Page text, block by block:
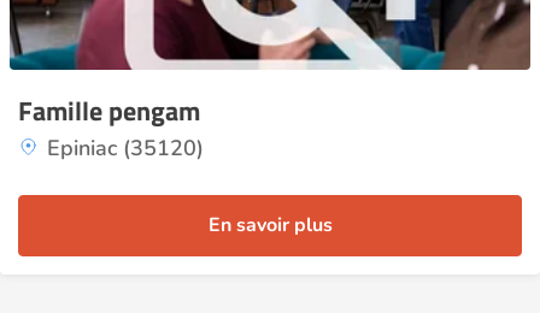
Famille pengam
Epiniac (35120)
En savoir plus